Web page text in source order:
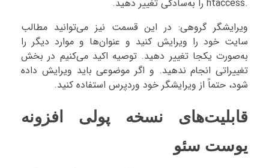
.htaccess را به‌سادگی تغییر دهید.
ویرایشگر گروهی: در این قسمت نیز می‌توانید مطالب
سایت خود را ویرایش کنید و عنوان‌ها و موارد دیگر را
به‌صورت یکجا تغییر دهید. توصیه اکید می‌کنیم در بخش
تغییراتی انجام ندهید. و اگر موضوعی باید ویرایش داده
شود، حتماً از ویرایشگر خود وردپرس استفاده کنید.
قابلیت‌های نسخه پولی افزونه
یوست سئو